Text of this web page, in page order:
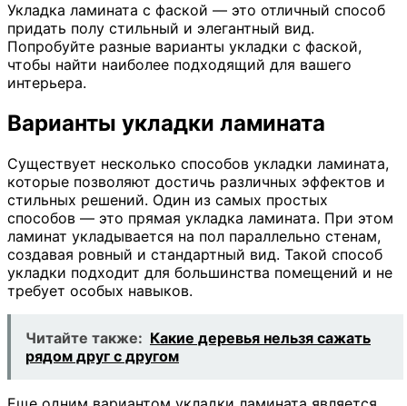
Укладка ламината с фаской — это отличный способ
придать полу стильный и элегантный вид.
Попробуйте разные варианты укладки с фаской,
чтобы найти наиболее подходящий для вашего
интерьера.
Варианты укладки ламината
Существует несколько способов укладки ламината,
которые позволяют достичь различных эффектов и
стильных решений. Один из самых простых
способов — это прямая укладка ламината. При этом
ламинат укладывается на пол параллельно стенам,
создавая ровный и стандартный вид. Такой способ
укладки подходит для большинства помещений и не
требует особых навыков.
Читайте также: Какие деревья нельзя сажать
рядом друг с другом